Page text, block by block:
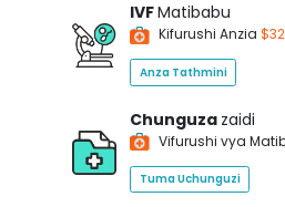
IVFMatibabu
Kifurushi Anzia
Anza Tathmini
Chunguza zaidi
Vifurushi vya
Tuma Uchunguzi